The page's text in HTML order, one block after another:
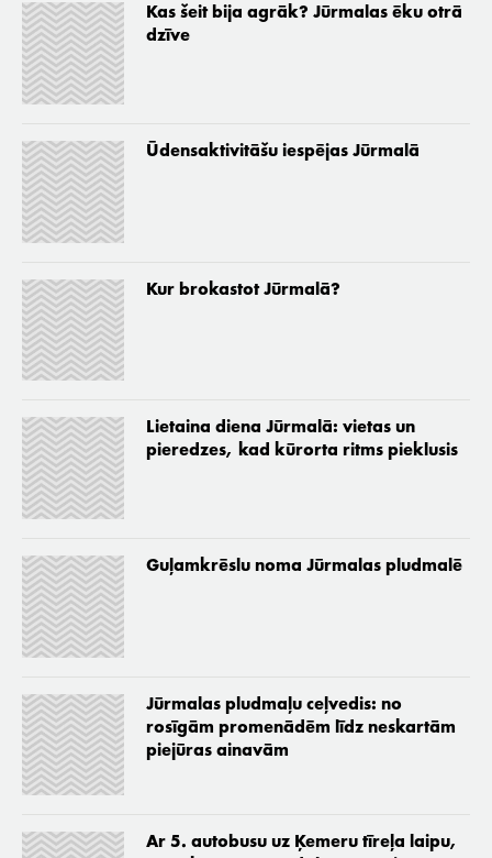
Kas šeit bija agrāk? Jūrmalas ēku otrā
dzīve
Ūdensaktivitāšu iespējas Jūrmalā
Kur brokastot Jūrmalā?
Lietaina diena Jūrmalā: vietas un
pieredzes, kad kūrorta ritms pieklusis
Guļamkrēslu noma Jūrmalas pludmalē
Jūrmalas pludmaļu ceļvedis: no
rosīgām promenādēm līdz neskartām
piejūras ainavām
Ar 5. autobusu uz Ķemeru tīreļa laipu,